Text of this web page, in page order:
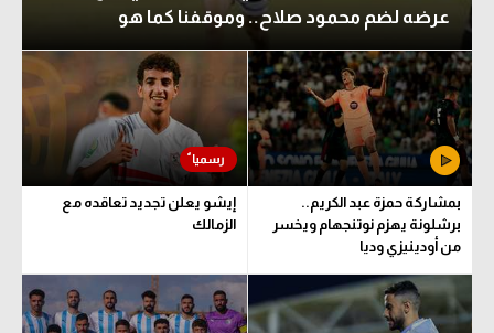
عرضه لضم محمود صلاح.. وموقفنا كما هو
بمشاركة حمزة عبد الكريم..
برشلونة يهزم نوتنجهام ويخسر
من أودينيزي وديا
إيشو يعلن تجديد تعاقده مع
الزمالك